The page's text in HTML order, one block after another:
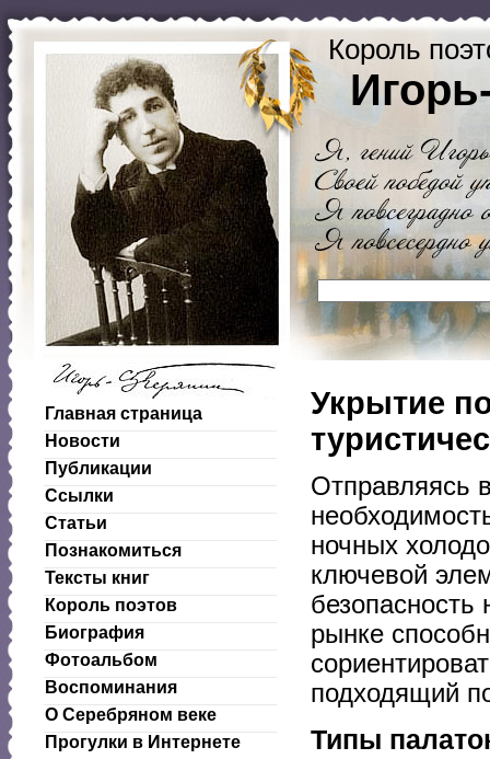
Король
Главная страница
Новости
Публикации
Ссылки
Статьи
Познакомиться
Тексты книг
Король поэтов
Биография
Фотоальбом
Воспоминания
О Серебряном веке
Прогулки в Интернете
Укрытие
Отправляясь
ночных
ключевой
рынке
подходящий
Типы